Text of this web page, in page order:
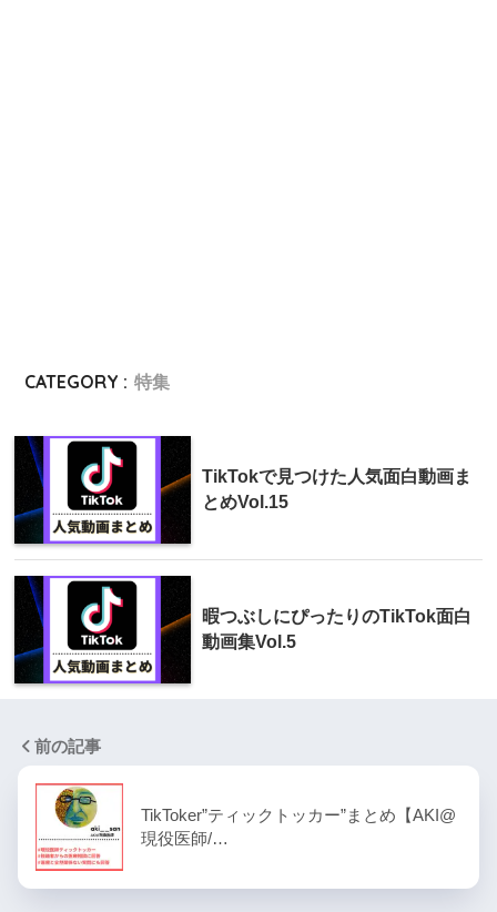
CATEGORY : 特集
TikTokで見つけた人気面白動画ま
とめVol.15
暇つぶしにぴったりのTikTok面白
動画集Vol.5
前の記事
TikToker”ティックトッカー”まとめ【AKI@
現役医師/…